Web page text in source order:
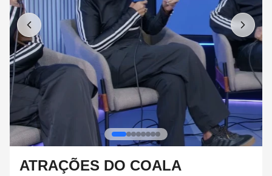
RED HOT CHILI PEPPERS DEVE